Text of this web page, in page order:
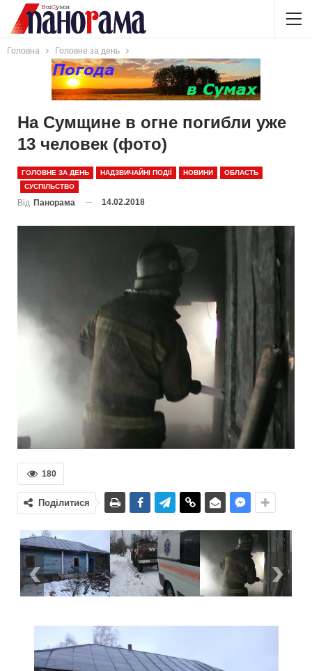
Головна Головне за день
На Сумщине в огне погибли уже
13 человек (фото)
ГОЛОВНЕ ЗА ДЕНЬ НАДЗВИЧАЙНІ ПОДІЇ НОВИНИ
ОБЛАСТЬ
СУСПІЛЬСТВО
Від Панорама 14.02.2018
180
Поділитися